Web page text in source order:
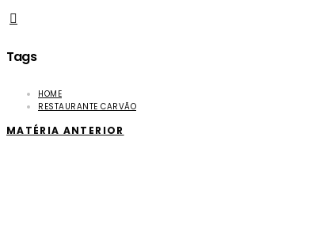
Tags
HOME
RESTAURANTE CARVÃO
MATÉRIA ANTERIOR